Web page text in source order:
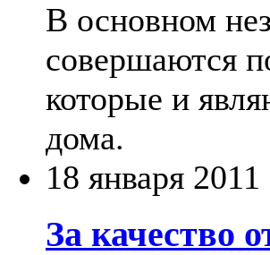
В основном
совершаются
которые и
дома.
18 января 2011
За качество